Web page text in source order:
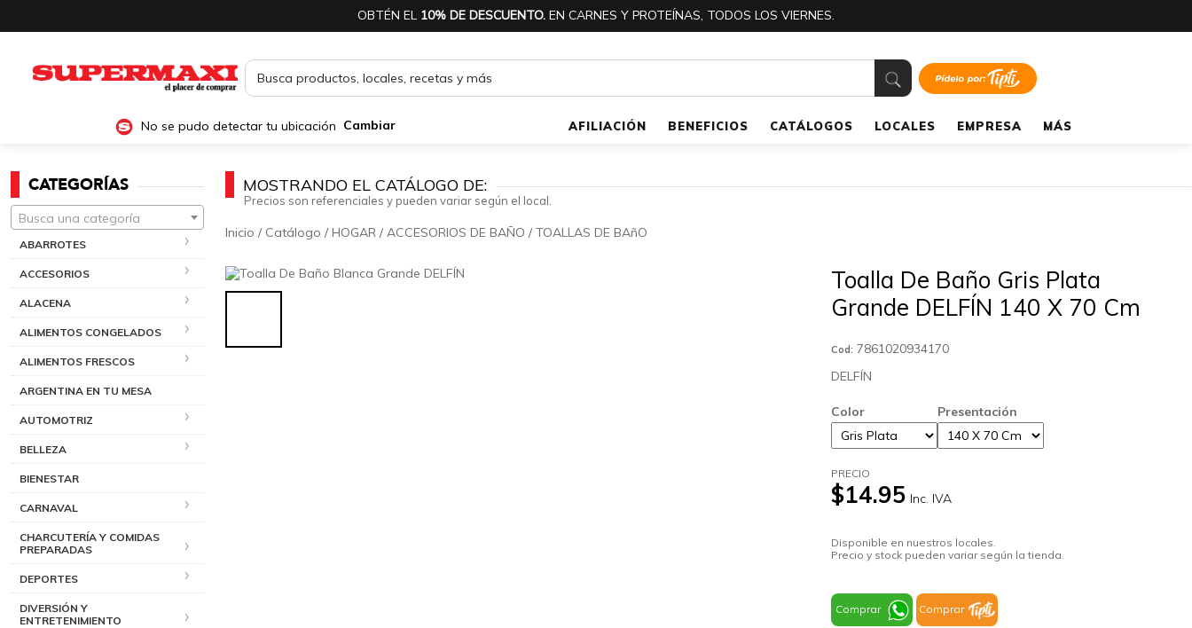
OBTÉN EL 10% DE DESCUENTO. EN CARNES Y PROTEÍNAS, TODOS LOS VIERNES.
No se pudo detectar tu ubicación Cambiar AFILIACIÓN BENEFICIOS CATÁLOGOS LOCALES EMPRESA MÁS
CATEGORÍAS
Busca una categoría
ABARROTES
ACCESORIOS
ALACENA
ALIMENTOS CONGELADOS
ALIMENTOS FRESCOS
ARGENTINA EN TU MESA
AUTOMOTRIZ
BELLEZA
BIENESTAR
CARNAVAL
CHARCUTERÍA Y COMIDAS
PREPARADAS
DEPORTES
DIVERSIÓN Y
ENTRETENIMIENTO
MOSTRANDO EL CATÁLOGO DE:
Precios son referenciales y pueden variar según el local.
Inicio / Catálogo / HOGAR /ACCESORIOS DE BAÑO /TOALLAS DE BAñO
Toalla De Baño Gris Plata
Grande DELFÍN 140 X 70 Cm
Cod: 7861020934170
DELFÍN
Color Presentación
PRECIO
$14.95 Inc. IVA
Disponible en nuestros locales.
Precio y stock pueden variar según la tienda.
Comprar Comprar